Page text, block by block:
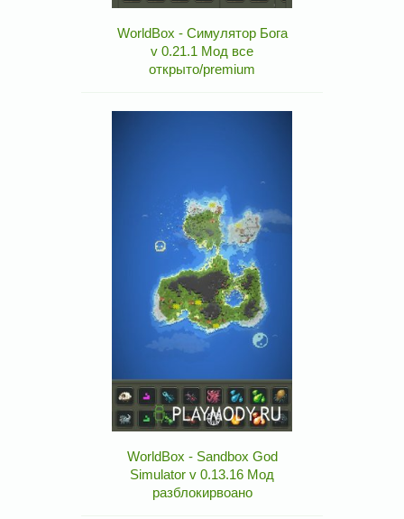
WorldBox - Симулятор Бога
v 0.21.1 Мод все
открыто/premium
WorldBox - Sandbox God
Simulator v 0.13.16 Мод
разблокирвоано